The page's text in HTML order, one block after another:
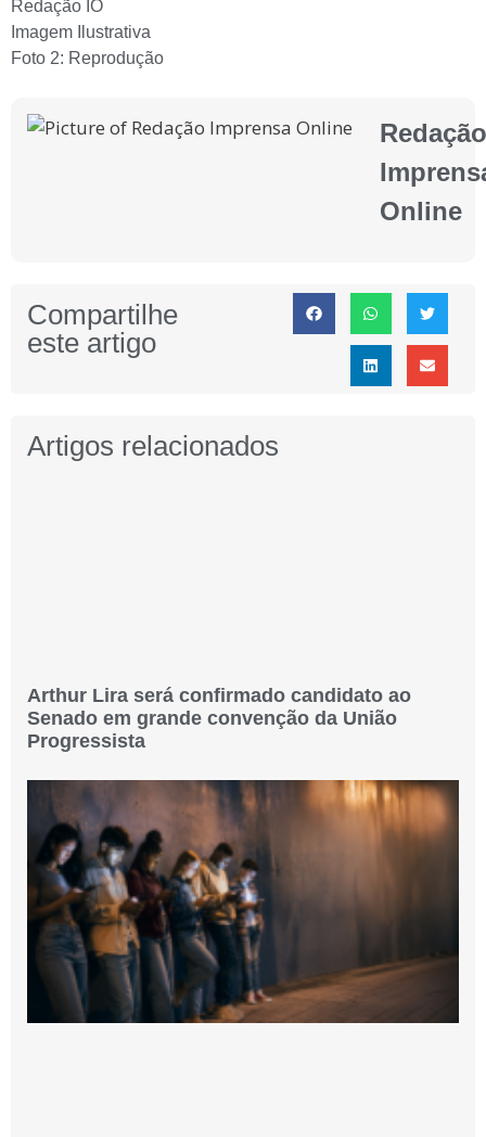
Redação IO
Imagem Ilustrativa
Foto 2: Reprodução
Redação
Online
Compartilhe
este artigo
Artigos relacionados
Arthur Lira será confirmado candidato ao
Senado em grande convenção da União
Progressista